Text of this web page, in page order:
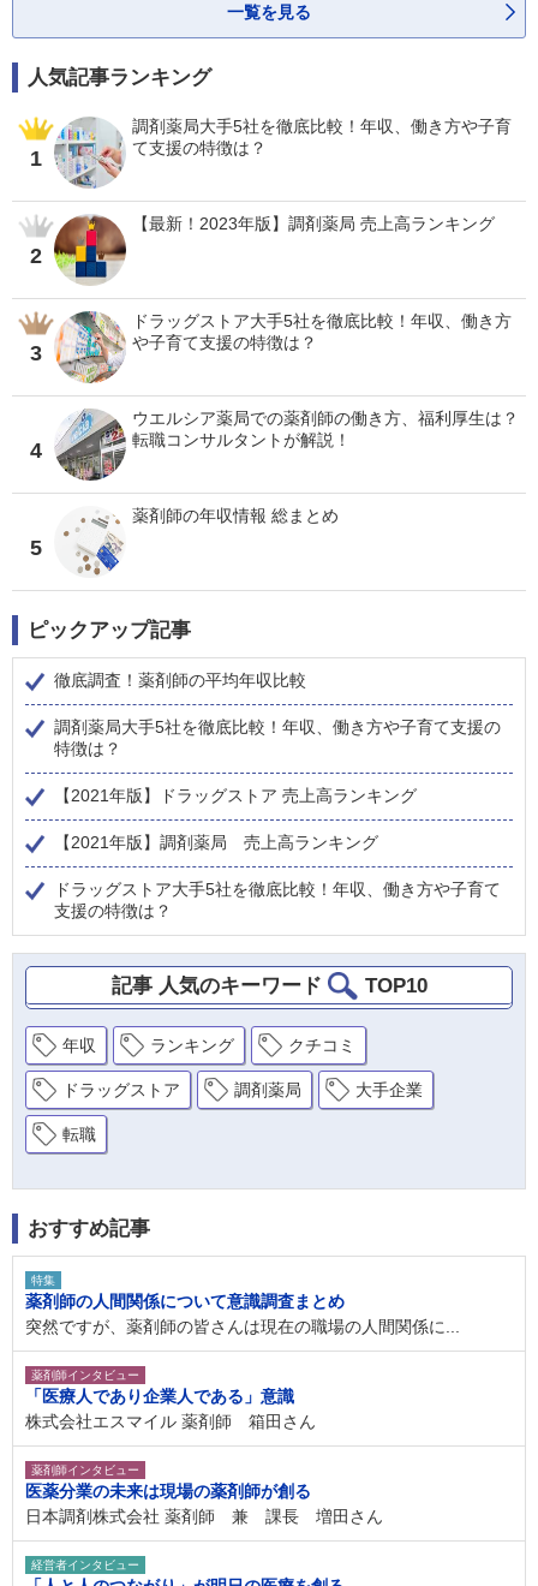
一覧を見る
人気記事ランキング
1
調剤薬局大手5社を徹底比較！年収、働き方や子育
て支援の特徴は？
2
【最新！2023年版】調剤薬局 売上高ランキング
3
ドラッグストア大手5社を徹底比較！年収、働き方
や子育て支援の特徴は？
4
ウエルシア薬局での薬剤師の働き方、福利厚生は？
転職コンサルタントが解説！
5
薬剤師の年収情報 総まとめ
ピックアップ記事
徹底調査！薬剤師の平均年収比較
調剤薬局大手5社を徹底比較！年収、働き方や子育て支援の
特徴は？
【2021年版】ドラッグストア 売上高ランキング
【2021年版】調剤薬局 売上高ランキング
ドラッグストア大手5社を徹底比較！年収、働き方や子育て
支援の特徴は？
記事 人気のキーワード TOP10
年収 ランキング クチコミ
ドラッグストア 調剤薬局 大手企業
転職
おすすめ記事
特集
薬剤師の人間関係について意識調査まとめ
突然ですが、薬剤師の皆さんは現在の職場の人間関係に...
薬剤師インタビュー
「医療人であり企業人である」意識
株式会社エスマイル 薬剤師 箱田さん
薬剤師インタビュー
医薬分業の未来は現場の薬剤師が創る
日本調剤株式会社 薬剤師 兼 課長 増田さん
経営者インタビュー